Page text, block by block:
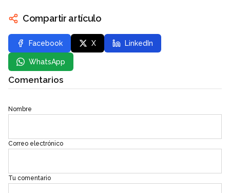
Compartir artículo
Facebook X LinkedIn
WhatsApp
Comentarios
Nombre
Correo electrónico
Tu comentario